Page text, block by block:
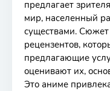
предлагает
мир, населенный
существами.
рецензентов,
предлагающие
оценивают их,
Это аниме